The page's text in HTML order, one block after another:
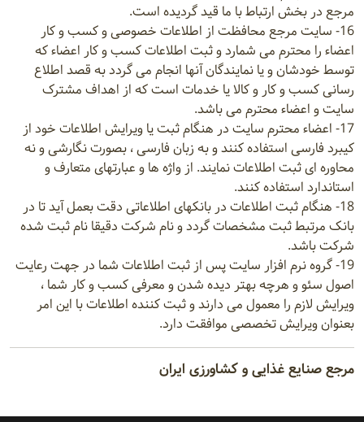
مرجع در بخش ارتباط با ما قید گردیده است.
16- سایت مرجع محافظت از اطلاعات خصوصی و کسب و کار
اعضاء را محترم می شمارد و ثبت اطلاعات کسب و کار اعضاء که
توسط خودشان و یا نمایندگان آنها انجام می گردد به قصد اطلاع
رسانی کسب و کار و کالا یا خدمات است که از اهداف مشترک
سایت و اعضاء محترم می باشد.
17- اعضاء محترم سایت در هنگام ثبت یا ویرایش اطلاعات خود از
کیبرد فارسی استفاده کنند و به زبان فارسی ، بصورت نگارشی و نه
محاوره ای ثبت اطلاعات نمایند. از واژه ها و عبارتهای متعارف و
استاندارد استفاده کنند.
18- هنگام ثبت اطلاعات در بانکهای اطلاعاتی دقت بعمل آید تا در
بانک مرتبط ثبت مشخصات گردد و نام شرکت دقیقا نام ثبت شده
شرکت باشد.
19- گروه نرم افزار سایت پس از ثبت اطلاعات شما در جهت رعایت
اصول سئو و هرچه بهتر دیده شدن و معرفی کسب و کار شما ،
ویرایش لازم را معمول می دارند و ثبت کننده اطلاعات با این امر
بعنوان ویرایش تخصصی موافقت دارد.
مرجع صنایع غذایی و کشاورزی ایران